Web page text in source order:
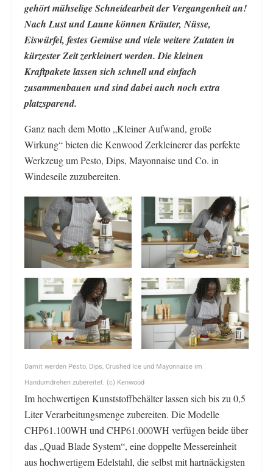
gehört mühselige Schneidearbeit der Vergangenheit an!
Nach Lust und Laune können Kräuter, Nüsse,
Eiswürfel, festes Gemüse und viele weitere Zutaten in
kürzester Zeit zerkleinert werden. Die kleinen
Kraftpakete lassen sich schnell und einfach
zusammenbauen und sind dabei auch noch extra
platzsparend.
Ganz nach dem Motto „Kleiner Aufwand, große
Wirkung“ bieten die Kenwood Zerkleinerer das perfekte
Werkzeug um Pesto, Dips, Mayonnaise und Co. in
Windeseile zuzubereiten.
Damit werden Pesto, Dips, Crushed Ice und Mayonnaise im
Handumdrehen zubereitet. (c) Kenwood
Im hochwertigen Kunststoffbehälter lassen sich bis zu 0,5
Liter Verarbeitungsmenge zubereiten. Die Modelle
CHP61.100WH und CHP61.000WH verfügen beide über
das „Quad Blade System“, eine doppelte Messereinheit
aus hochwertigem Edelstahl, die selbst mit hartnäckigsten